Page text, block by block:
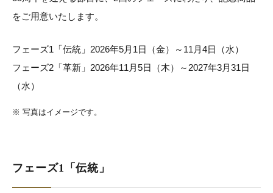
をご用意いたします。
フェーズ1「伝統」2026年5月1日（金）～11月4日（水）
フェーズ2「革新」2026年11月5日（木）～2027年3月31日
（水）
※ 写真はイメージです。
フェーズ1「伝統」